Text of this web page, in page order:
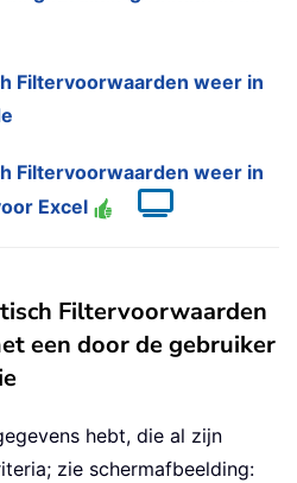
Filtervoorwaarden weer in
Filtervoorwaarden weer in
Excel
Filtervoorwaarden
een door de gebruiker
hebt, die al zijn
zie schermafbeelding: